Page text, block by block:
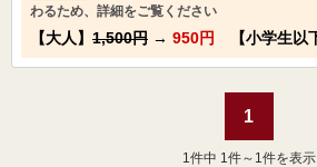
わるため、詳細をご覧ください
【大人】 1,500円 → 950円 【小学生以
1
1 件中 1件～1件を表示